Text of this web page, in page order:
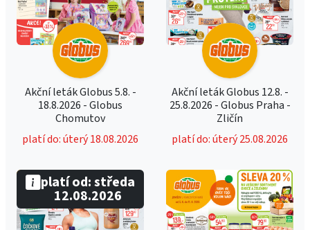
Akční leták Globus 5.8. -
18.8.2026 - Globus
Chomutov
platí do: úterý 18.08.2026
Akční leták Globus 12.8. -
25.8.2026 - Globus Praha -
Zličín
platí do: úterý 25.08.2026
platí od: středa
12.08.2026